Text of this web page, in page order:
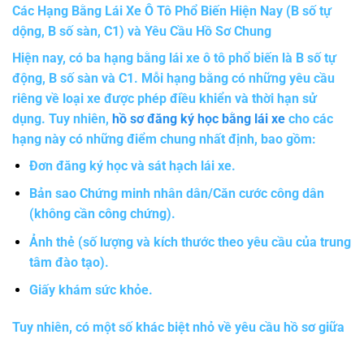
Các Hạng Bằng Lái Xe Ô Tô Phổ Biến Hiện Nay (B số tự
dộng, B số sàn, C1) và Yêu Cầu Hồ Sơ Chung
Hiện nay, có ba hạng bằng lái xe ô tô phổ biến là B số tự
động, B số sàn và C1. Mỗi hạng bằng có những yêu cầu
riêng về loại xe được phép điều khiển và thời hạn sử
dụng. Tuy nhiên, hồ sơ đăng ký học bằng lái xe cho các
hạng này có những điểm chung nhất định, bao gồm:
Đơn đăng ký học và sát hạch lái xe.
Bản sao Chứng minh nhân dân/Căn cước công dân
(không cần công chứng).
Ảnh thẻ (số lượng và kích thước theo yêu cầu của trung
tâm đào tạo).
Giấy khám sức khỏe.
Tuy nhiên, có một số khác biệt nhỏ về yêu cầu hồ sơ giữa